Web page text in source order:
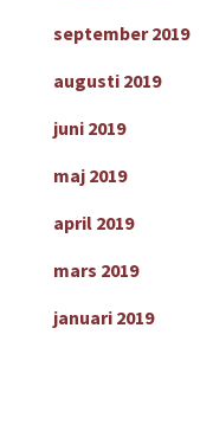
september 2019
augusti 2019
juni 2019
maj 2019
april 2019
mars 2019
januari 2019